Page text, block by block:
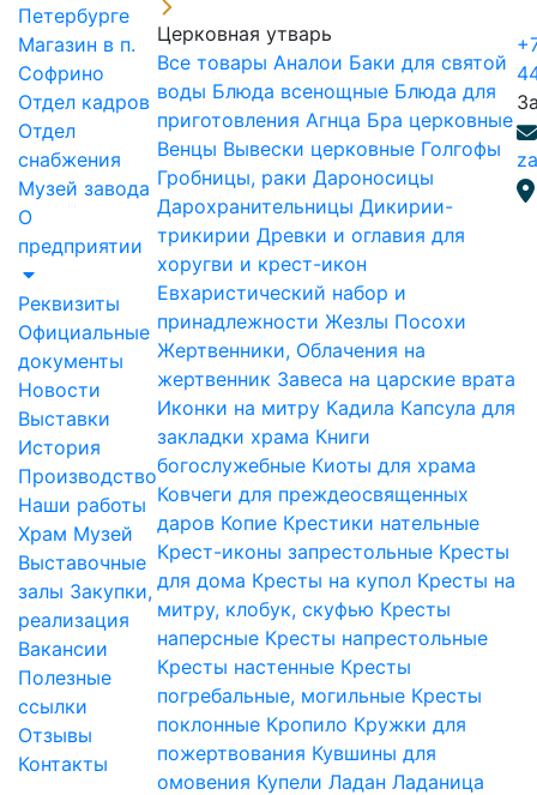
Петербурге
Магазин в п.
Софрино
Отдел кадров
Отдел
снабжения
Музей завода
О
предприятии
Реквизиты
Официальные
документы
Новости
Выставки
История
Производство
Наши работы
Храм Музей
Выставочные
залы Закупки,
реализация
Вакансии
Полезные
ссылки
Отзывы
Контакты
Церковная утварь
Все товары Аналои Баки для святой
воды Блюда всенощные Блюда для
приготовления Агнца Бра церковные
Венцы Вывески церковные Голгофы
Гробницы, раки Дароносицы
Дарохранительницы Дикирии-
трикирии Древки и оглавия для
хоругви и крест-икон
Евхаристический набор и
принадлежности Жезлы Посохи
Жертвенники, Облачения на
жертвенник Завеса на царские врата
Иконки на митру Кадила Капсула для
закладки храма Книги
богослужебные Киоты для храма
Ковчеги для преждеосвященных
даров Копие Крестики нательные
Крест-иконы запрестольные Кресты
для дома Кресты на купол Кресты на
митру, клобук, скуфью Кресты
наперсные Кресты напрестольные
Кресты настенные Кресты
погребальные, могильные Кресты
поклонные Кропило Кружки для
пожертвования Кувшины для
омовения Купели Ладан Ладаница